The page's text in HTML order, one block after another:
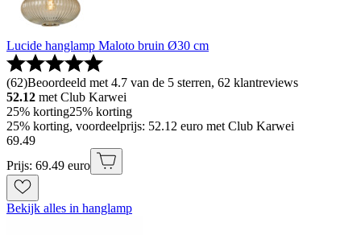
Lucide hanglamp Maloto bruin Ø30 cm
(62)Beoordeeld met 4.7 van de 5 sterren, 62 klantreviews
52.12 met Club Karwei
25% korting25% korting
25% korting, voordeelprijs: 52.12 euro met Club Karwei
69.49
Prijs: 69.49 euro
Bekijk alles in hanglamp